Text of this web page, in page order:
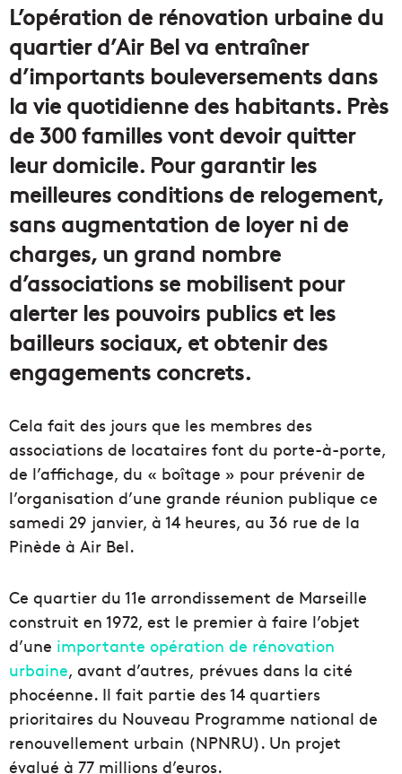
L’opération de rénovation urbaine du
quartier d’Air Belva entraîner
d’importants bouleversements dans
la vie quotidienne des habitants. Près
de 300 familles vont devoir quitter
leur domicile. Pour garantir les
meilleures conditions de relogement,
sans augmentation de loyerni de
charges, un grand nombre
d’associations se mobilisent pour
alerter les pouvoirs publics et les
bailleurs sociaux, et obtenir des
engagements concrets.
Cela fait des jours que les membres des
associations de locataires font du porte-à-porte,
de l’affichage, du « boîtage » pour prévenir de
l’organisation d’une grande réunion publique ce
samedi 29 janvier, à 14 heures, au 36 rue de la
Pinède à Air Bel.
Ce quartier du 11e arrondissement de Marseille
construit en 1972, est le premier à faire l’objet
d’une importante opération de rénovation
urbaine, avant d’autres, prévues dans la cité
phocéenne. Il fait partie des 14 quartiers
prioritaires du Nouveau Programme national de
renouvellement urbain (NPNRU). Un projet
évalué à 77 millions d’euros.